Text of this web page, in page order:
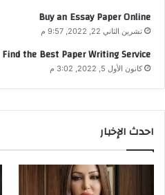
Buy an Essay Paper Online
تشرين الثاني 22, 2022, 9:57 م
the Best Paper Writing Service
كانون الأول 5, 2022, 3:02 م
احدث الإخبار